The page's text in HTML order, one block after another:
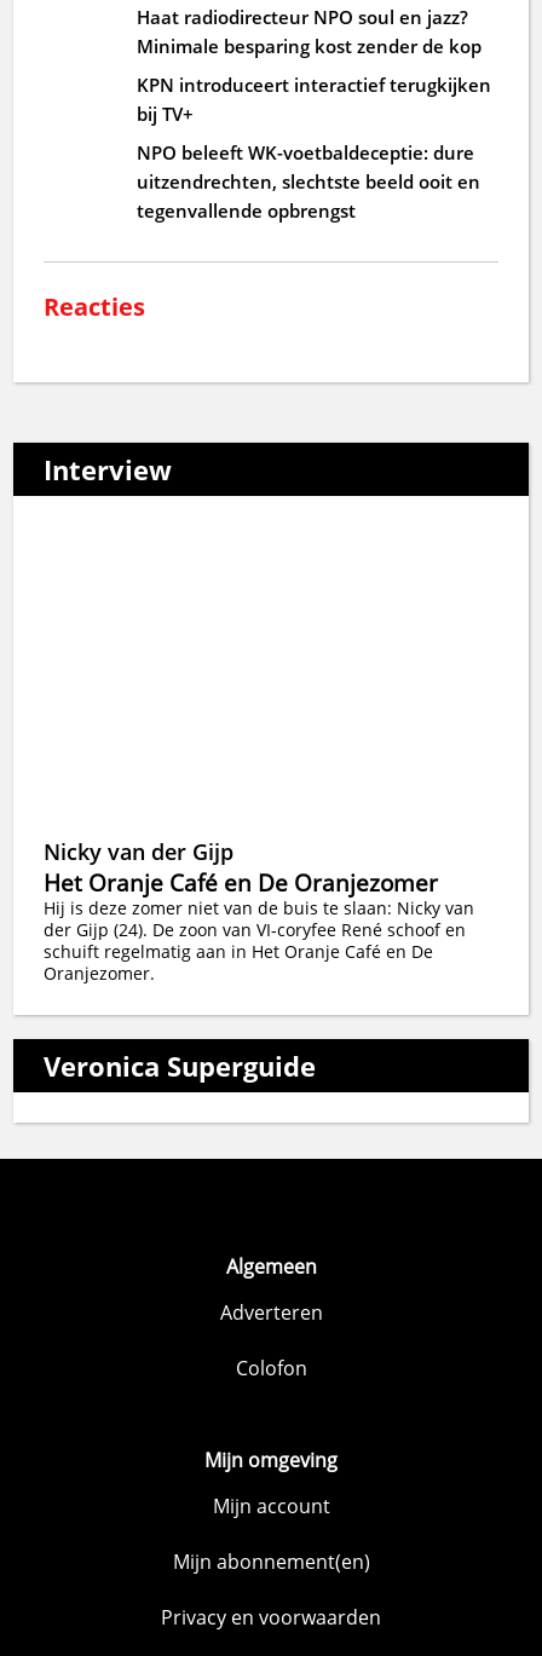
Haat radiodirecteur NPO soul en jazz?
Minimale besparing kost zender de kop
KPN introduceert interactief terugkijken
bij TV+
NPO beleeft WK-voetbaldeceptie: dure
uitzendrechten, slechtste beeld ooit en
tegenvallende opbrengst
Reacties
Interview
Nicky van der Gijp
Het Oranje Café en De Oranjezomer
Hij is deze zomer niet van de buis te slaan: Nicky van
der Gijp (24). De zoon van VI-coryfee René schoof en
schuift regelmatig aan in Het Oranje Café en De
Oranjezomer.
Veronica Superguide
Algemeen
Adverteren
Colofon
Mijn omgeving
Mijn account
Mijn abonnement(en)
Privacy en voorwaarden